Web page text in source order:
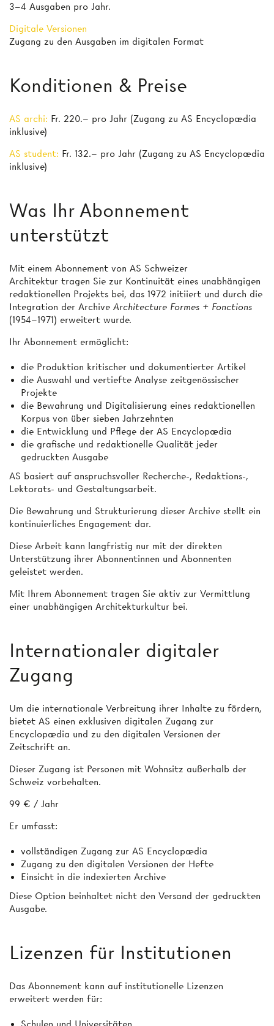
3–4 Ausgaben pro Jahr.
Digitale Versionen
Zugang zu den Ausgaben im digitalen Format
Konditionen & Preise
AS archi: Fr. 220.– pro Jahr (Zugang zu AS Encyclopædia
inklusive)
AS student: Fr. 132.– pro Jahr (Zugang zu AS Encyclopædia
inklusive)
Was Ihr Abonnement
unterstützt
Mit einem Abonnement von AS Schweizer
Architektur tragen Sie zur Kontinuität eines unabhängigen
redaktionellen Projekts bei, das 1972 initiiert und durch die
Integration der Archive Architecture Formes + Fonctions
(1954–1971) erweitert wurde.
Ihr Abonnement ermöglicht:
die Produktion kritischer und dokumentierter Artikel
die Auswahl und vertiefte Analyse zeitgenössischer
Projekte
die Bewahrung und Digitalisierung eines redaktionellen
Korpus von über sieben Jahrzehnten
die Entwicklung und Pflege der AS Encyclopædia
die grafische und redaktionelle Qualität jeder
gedruckten Ausgabe
AS basiert auf anspruchsvoller Recherche-, Redaktions-,
Lektorats- und Gestaltungsarbeit.
Die Bewahrung und Strukturierung dieser Archive stellt ein
kontinuierliches Engagement dar.
Diese Arbeit kann langfristig nur mit der direkten
Unterstützung ihrer Abonnentinnen und Abonnenten
geleistet werden.
Mit Ihrem Abonnement tragen Sie aktiv zur Vermittlung
einer unabhängigen Architekturkultur bei.
Internationaler digitaler
Zugang
Um die internationale Verbreitung ihrer Inhalte zu fördern,
bietet AS einen exklusiven digitalen Zugang zur
Encyclopædia und zu den digitalen Versionen der
Zeitschrift an.
Dieser Zugang ist Personen mit Wohnsitz außerhalb der
Schweiz vorbehalten.
99 € / Jahr
Er umfasst:
vollständigen Zugang zur AS Encyclopædia
Zugang zu den digitalen Versionen der Hefte
Einsicht in die indexierten Archive
Diese Option beinhaltet nicht den Versand der gedruckten
Ausgabe.
Lizenzen für Institutionen
Das Abonnement kann auf institutionelle Lizenzen
erweitert werden für: